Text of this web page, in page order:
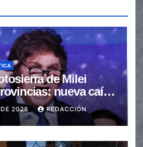
de Milei
nueva caída
no
2026 REDACCIÓN